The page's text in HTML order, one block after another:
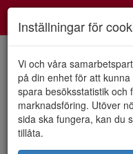
HEM TORPATOFFELN
Inställningar för
Vi och våra
på din enhet för att
spara besöksstatistik och
marknadsföring. Utöver
sida ska fungera, kan du
tillåta.